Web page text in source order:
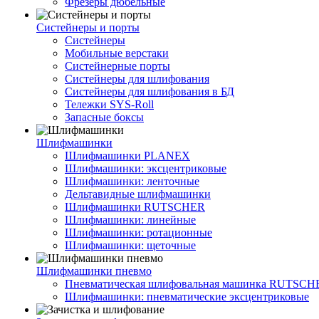
Систейнеры и порты
Систейнеры
Мобильные верстаки
Систейнерные порты
Систейнеры для шлифования
Систейнеры для шлифования в БД
Тележки SYS-Roll
Запасные боксы
Шлифмашинки
Шлифмашинки PLANEX
Шлифмашинки: эксцентриковые
Шлифмашинки: ленточные
Дельтавидные шлифмашинки
Шлифмашинки RUTSCHER
Шлифмашинки: линейные
Шлифмашинки: ротационные
Шлифмашинки: щеточные
Шлифмашинки пневмо
Пневматическая шлифовальная машинка
Шлифмашинки: пневматические эксцентриковые